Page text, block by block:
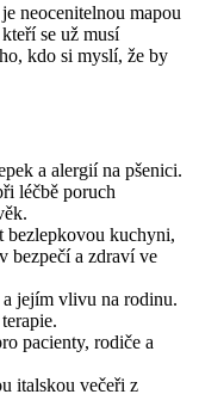
neocenitelnou mapou
se už musí
kdo si myslí, že by
a alergií na pšenici.
léčbě poruch
bezlepkovou kuchyni,
bezpečí a zdraví ve
jejím vlivu na rodinu.
pacienty, rodiče a
italskou večeři z